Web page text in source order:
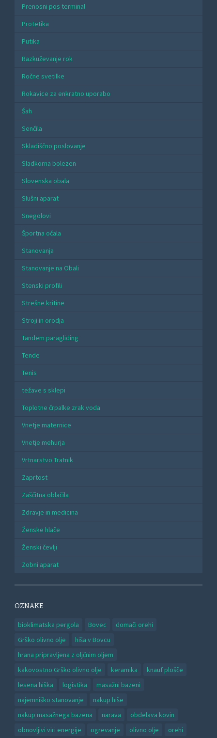
Prenosni pos terminal
Protetika
Putika
Razkuževanje rok
Ročne svetilke
Rokavice za enkratno uporabo
Šah
Senčila
Skladiščno poslovanje
Sladkorna bolezen
Slovenska obala
Slušni aparat
Snegolovi
Športna očala
Stanovanja
Stanovanje na Obali
Stenski profili
Strešne kritine
Stroji in orodja
Tandem paragliding
Tende
Tenis
težave s sklepi
Toplotne črpalke zrak voda
Vnetje maternice
Vnetje mehurja
Vrtnarstvo Tratnik
Zaprtost
Zaščitna oblačila
Zdravje in medicina
Ženske hlače
Ženski čevlji
Zobni aparat
OZNAKE
bioklimatska pergola Bovec
domači orehi
Grško olivno olje
hiša v Bovcu
hrana pripravljena z oljčnim oljem
kakovostno Grško olivno olje
keramika
knauf plošče
lesena hiška
logistika
masažni bazeni
najemniško stanovanje
nakup hiše
nakup masažnega bazena
narava
obdelava kovin
obnovljivi viri energije
ogrevanje olivno olje orehi